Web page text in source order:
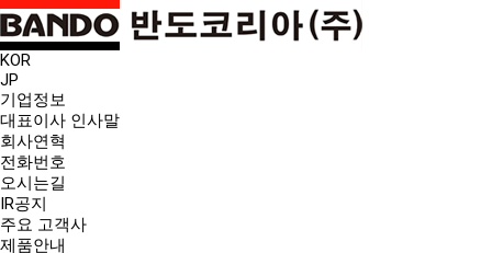
KOR
JP
기업정보
대표이사 인사말
회사연혁
전화번호
오시는길
IR공지
주요 고객사
제품안내